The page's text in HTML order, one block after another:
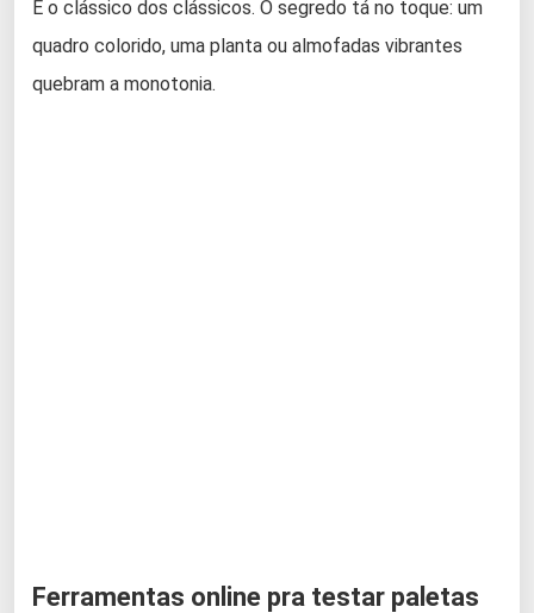
É o clássico dos clássicos. O segredo tá no toque: um
quadro colorido, uma planta ou almofadas vibrantes
quebram a monotonia.
Ferramentas online pra testar paletas